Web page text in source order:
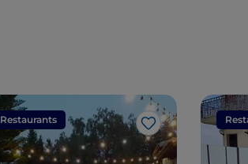
Restaurants
J’aime